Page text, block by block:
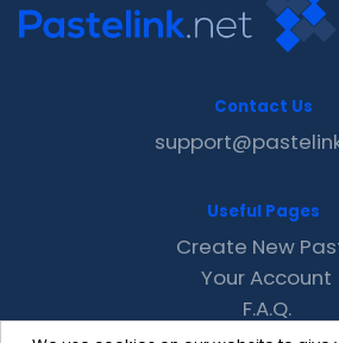
Contact Us
Useful Pages
Create New
Your Account
F.A.Q.